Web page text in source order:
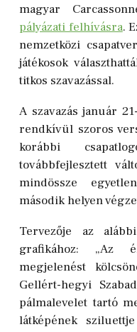
magyar
pályázati felhívásra.
nemzetközi
játékosok
titkos szavazással.
A szavazás január
rendkívül szoros
korábbi
továbbfejlesztett
mindössze
második helyen
Tervezője az
grafikához: „Az
megjelenést
Gellért-hegyi
pálmalevelet tartó
látképének